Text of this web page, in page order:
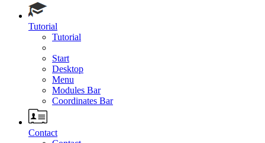
Tutorial
Tutorial
Start
Desktop
Menu
Modules Bar
Coordinates Bar
Contact